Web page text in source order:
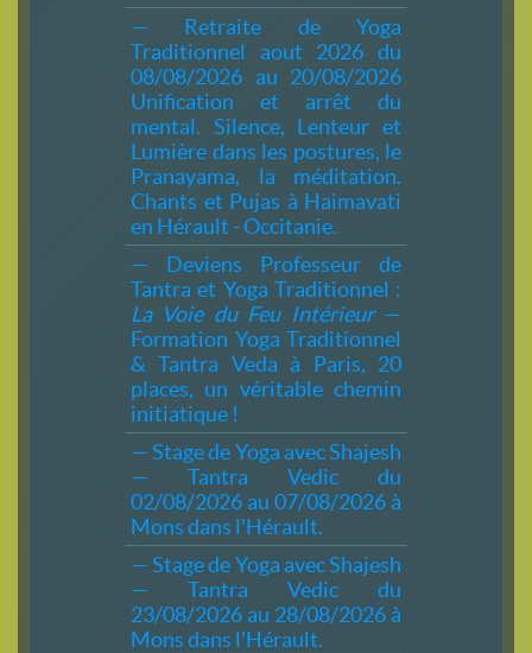
— Retraite de Yoga
Traditionnel aout 2026 du
08/08/2026 au 20/08/2026
Unification et arrêt du
mental. Silence, Lenteur et
Lumière dans les postures, le
Pranayama, la méditation.
Chants et Pujas à Haimavati
en Hérault - Occitanie.
— Deviens Professeur de
Tantra et Yoga Traditionnel :
La Voie du Feu Intérieur—
Formation Yoga Traditionnel
& Tantra Veda à Paris, 20
places, un véritable chemin
initiatique !
— Stage de Yoga avec Shajesh
— Tantra Vedic du
02/08/2026 au 07/08/2026 à
Mons dans l'Hérault.
— Stage de Yoga avec Shajesh
— Tantra Vedic du
23/08/2026 au 28/08/2026 à
Mons dans l'Hérault.